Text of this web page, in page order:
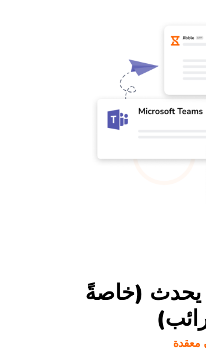
يحدث (خاصةً
معقدة